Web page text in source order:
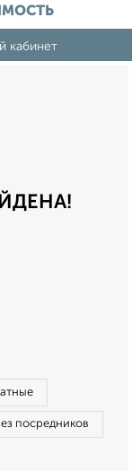
кабинет
посредников